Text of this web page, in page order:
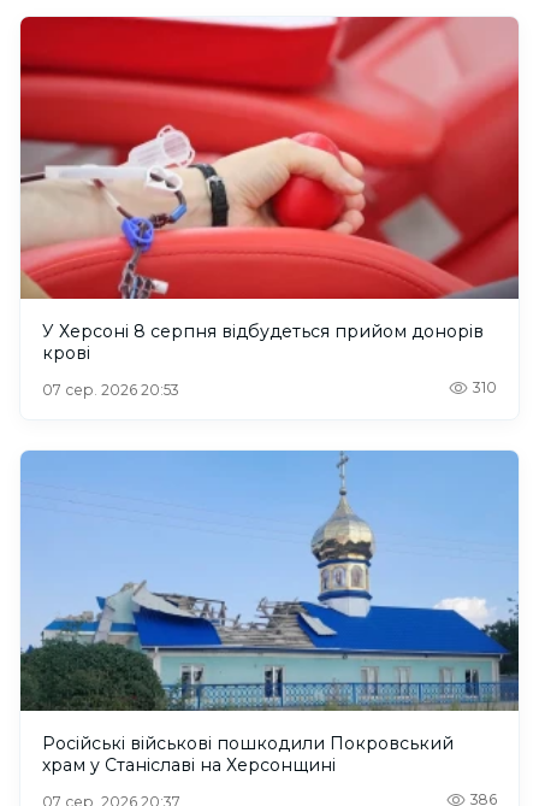
У Херсоні 8 серпня відбудеться прийом донорів
крові
07 сер. 2026 20:53 310
Російські військові пошкодили Покровський
храм у Станіславі на Херсонщині
07 сер. 2026 20:37 386